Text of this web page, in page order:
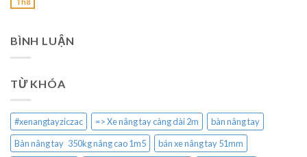
Th8
BÌNH LUẬN
TỪ KHÓA
#xenangtayziczac => Xe nâng tay càng dài 2m
bàn nâng tay
Bàn nâng tay 350kg nâng cao 1m5
bán xe nâng tay 51mm